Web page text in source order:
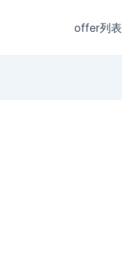
offer列表